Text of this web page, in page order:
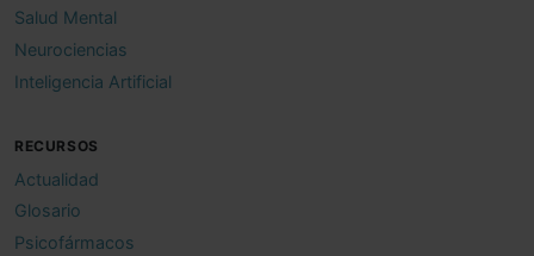
Salud Mental
Neurociencias
Inteligencia Artificial
RECURSOS
Actualidad
Glosario
Psicofármacos